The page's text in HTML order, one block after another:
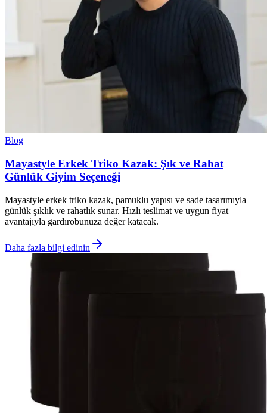
Blog
Mayastyle Erkek Triko Kazak: Şık ve Rahat
Günlük Giyim Seçeneği
Mayastyle erkek triko kazak, pamuklu yapısı ve sade tasarımıyla
günlük şıklık ve rahatlık sunar. Hızlı teslimat ve uygun fiyat
avantajıyla gardırobunuza değer katacak.
Daha fazla bilgi edinin